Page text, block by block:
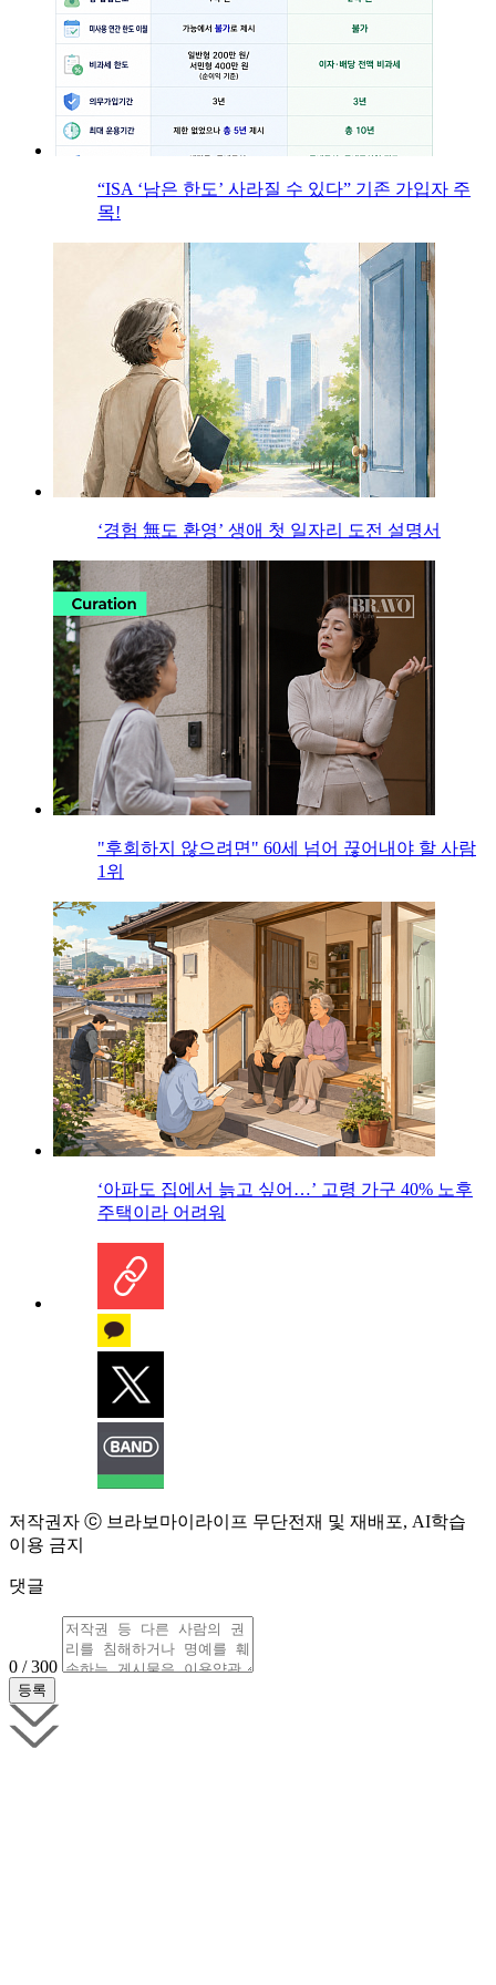
“ISA ‘남은 한도’ 사라질 수 있다” 기존 가입자 주
목!
‘경험 無도 환영’ 생애 첫 일자리 도전 설명서
"후회하지 않으려면" 60세 넘어 끊어내야 할 사람
1위
‘아파도 집에서 늙고 싶어…’ 고령 가구 40% 노후
주택이라 어려워
저작권자 ⓒ 브라보마이라이프 무단전재 및 재배포, AI학습
이용 금지
댓글
0 / 300